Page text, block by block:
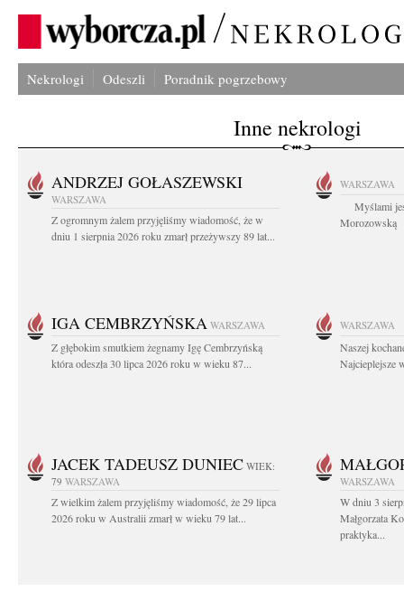
Nekrologi Odeszli Poradnik pogrzebowy
Inne nekrologi
ANDRZEJ GOŁASZEWSKI
WARSZAWA
Z ogromnym żalem przyjęliśmy wiadomość, że w
dniu 1 sierpnia 2026 roku zmarł przeżywszy 89 lat...
WARSZAWA
Myślami
Morozowską
IGA CEMBRZYŃSKA WARSZAWA
Z głębokim smutkiem żegnamy Igę Cembrzyńską
która odeszła 30 lipca 2026 roku w wieku 87...
WARSZAWA
Naszej
Najcieplejsze
JACEK TADEUSZ DUNIEC WIEK:
79 WARSZAWA
Z wielkim żalem przyjęliśmy wiadomość, że 29 lipca
2026 roku w Australii zmarł w wieku 79 lat...
WARSZAWA
W dniu 3
Małgorzata
praktyka...